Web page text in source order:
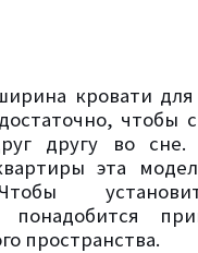
кровати для
чтобы
другу во сне.
эта
понадобится
пространства.